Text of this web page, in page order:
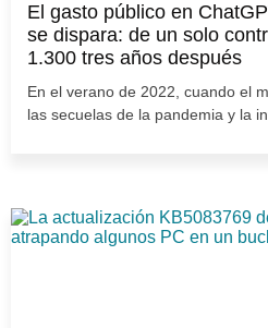
El gasto público en
se dispara: de un solo
1.300 tres años después
En el verano de 2022, cuando el
las secuelas de la pandemia y la